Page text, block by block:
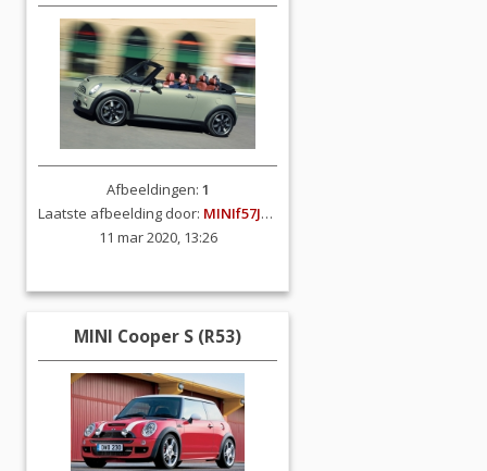
Afbeeldingen: 1
Laatste afbeelding door: MINIf57JCW
11 mar 2020, 13:26
MINI Cooper S (R53)